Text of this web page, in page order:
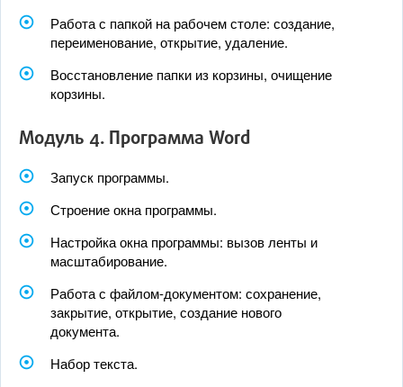
Работа с папкой на рабочем столе: создание,
переименование, открытие, удаление.
Восстановление папки из корзины, очищение
корзины.
Модуль 4. Программа Word
Запуск программы.
Строение окна программы.
Настройка окна программы: вызов ленты и
масштабирование.
Работа с файлом-документом: сохранение,
закрытие, открытие, создание нового
документа.
Набор текста.